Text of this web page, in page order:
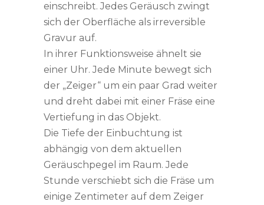
einschreibt. Jedes Geräusch zwingt
sich der Oberfläche als irreversible
Gravur auf.
In ihrer Funktionsweise ähnelt sie
einer Uhr. Jede Minute bewegt sich
der „Zeiger“ um ein paar Grad weiter
und dreht dabei mit einer Fräse eine
Vertiefung in das Objekt.
Die Tiefe der Einbuchtung ist
abhängig von dem aktuellen
Geräuschpegel im Raum. Jede
Stunde verschiebt sich die Fräse um
einige Zentimeter auf dem Zeiger